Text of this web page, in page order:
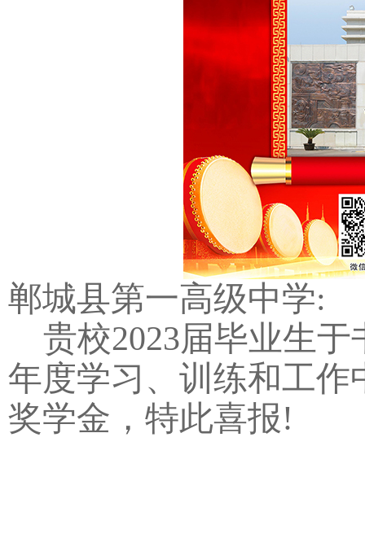
郸城县第一高级中学:
贵校2023届毕业生
年度学习、训练和工
奖学金，特此喜报!